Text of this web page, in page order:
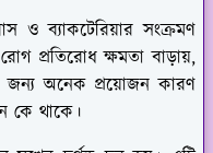
ও ব্যাকটেরিয়ার সংক্রমণ
প্রতিরোধ ক্ষমতা বাড়ায়,
জন্য অনেক প্রয়োজন কারণ
কে থাকে।